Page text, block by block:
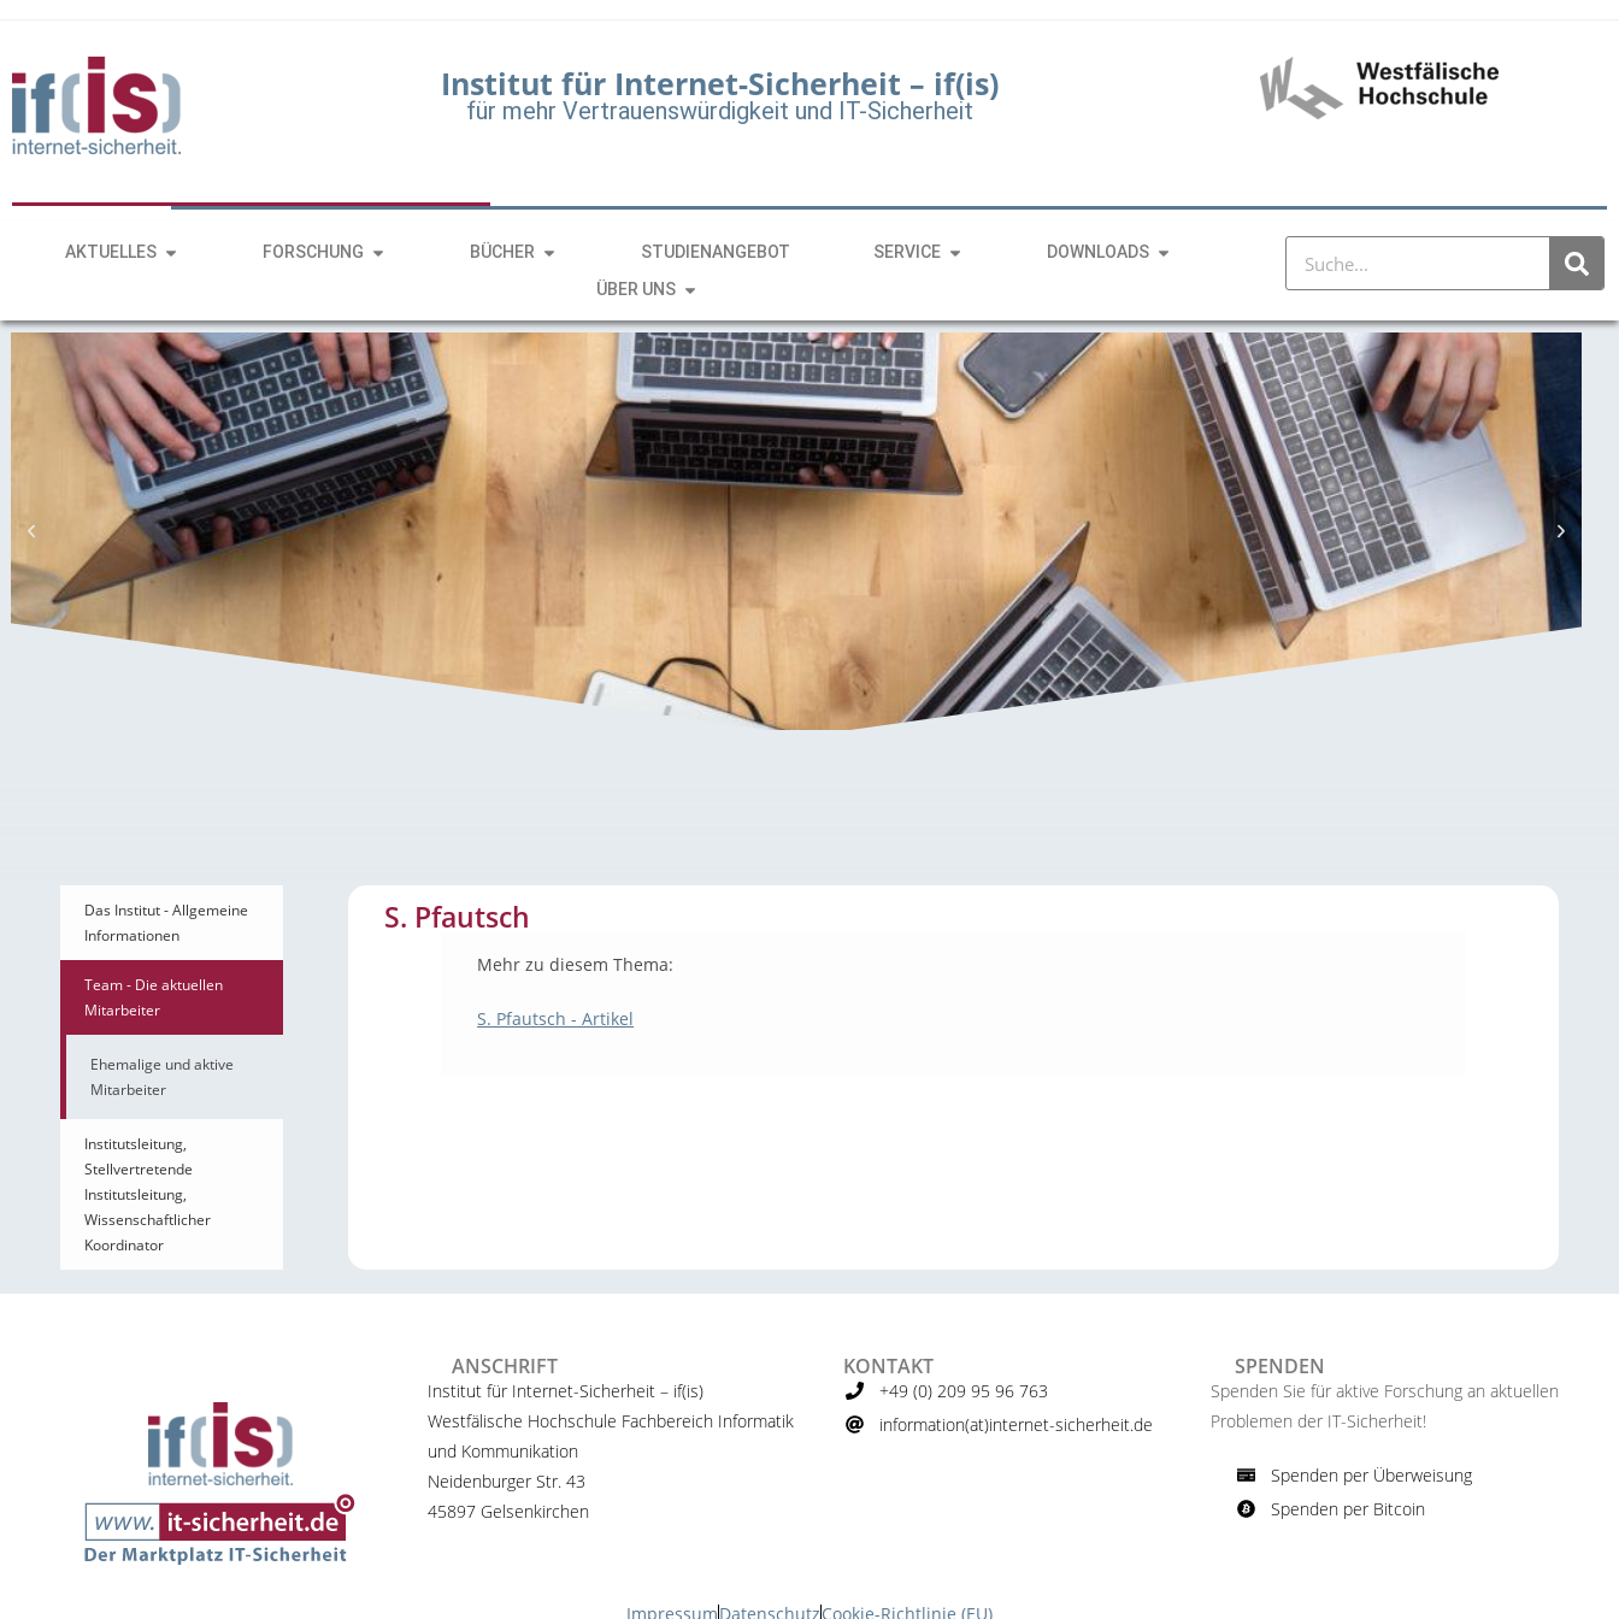
Institut für Internet-Sicherheit – if(is)
für mehr Vertrauenswürdigkeit und IT-Sicherheit
AKTUELLES FORSCHUNG BÜCHER STUDIENANGEBOT SERVICE
DOWNLOADS
ÜBER UNS
Das Institut - Allgemeine
Informationen
Team - Die aktuellen
Mitarbeiter
Ehemalige und aktive
Mitarbeiter
Institutsleitung,
Stellvertretende
Institutsleitung,
Wissenschaftlicher
Koordinator
S. Pfautsch
Mehr zu diesem Thema:
S. Pfautsch - Artikel
ANSCHRIFT
Institut für Internet-Sicherheit – if(is)
Westfälische Hochschule Fachbereich Informatik
und Kommunikation
Neidenburger Str. 43
45897 Gelsenkirchen
KONTAKT
+49 (0) 209 95 96 763
information(at)internet-sicherheit.de ​
SPENDEN
Spenden Sie für aktive Forschung an aktuellen
Problemen der IT-Sicherheit!​
Spenden per Überweisung​
Spenden per Bitcoin​
ImpressumDatenschutzCookie-Richtlinie (EU)